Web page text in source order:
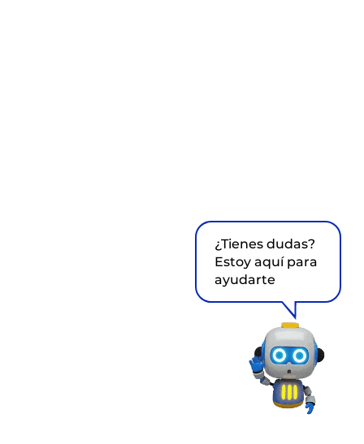
¿Tienes dudas?
Estoy aquí para
ayudarte